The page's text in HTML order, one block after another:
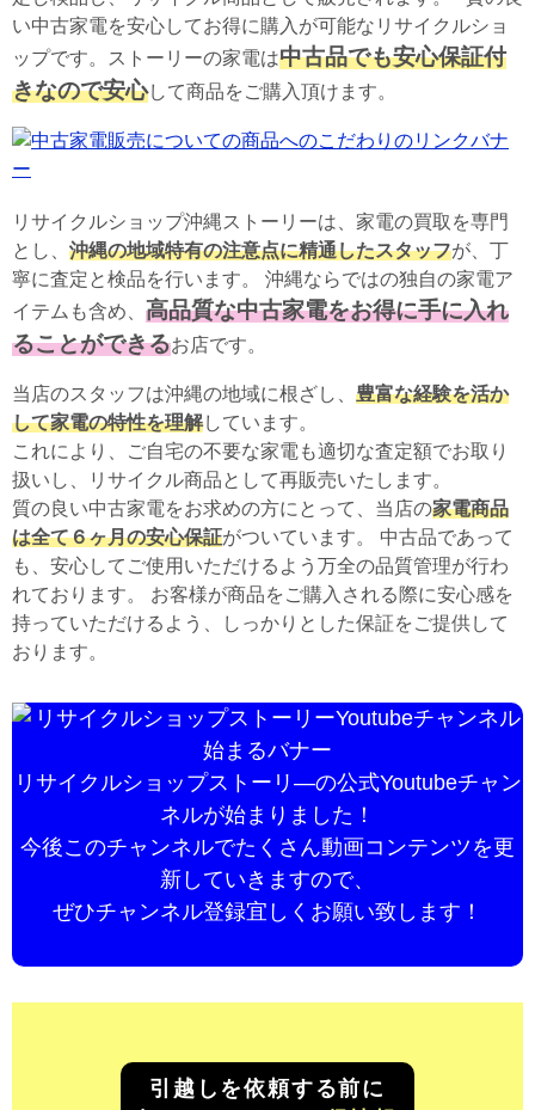
い中古家電を安心してお得に購入が可能なリサイクルショ
ップです。ストーリーの家電は中古品でも安心保証付
きなので安心して商品をご購入頂けます。
リサイクルショップ沖縄ストーリーは、家電の買取を専門
とし、 沖縄の地域特有の注意点に精通したスタッフが、丁
寧に査定と検品を行います。 沖縄ならではの独自の家電ア
イテムも含め、 高品質な中古家電をお得に手に入れ
ることができるお店です。
当店のスタッフは沖縄の地域に根ざし、 豊富な経験を活か
して家電の特性を理解しています。
これにより、ご自宅の不要な家電も適切な査定額でお取り
扱いし、リサイクル商品として再販売いたします。
質の良い中古家電をお求めの方にとって、当店の家電商品
は全て６ヶ月の安心保証がついています。 中古品であって
も、安心してご使用いただけるよう万全の品質管理が行わ
れております。 お客様が商品をご購入される際に安心感を
持っていただけるよう、しっかりとした保証をご提供して
おります。
リサイクルショップストーリ―の公式Youtubeチャン
ネルが始まりました！
今後このチャンネルでたくさん動画コンテンツを更
新していきますので、
ぜひチャンネル登録宜しくお願い致します！
引越しを依頼する前に